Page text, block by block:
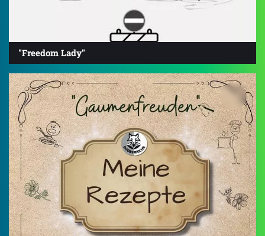
"Freedom Lady"